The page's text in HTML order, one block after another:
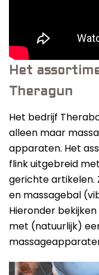
Het
Theragun
Het bedrijf
alleen maar
apparaten. Het
flink uitgebreid
gerichte artikelen.
en massagebal
Hieronder
met (natuurlijk)